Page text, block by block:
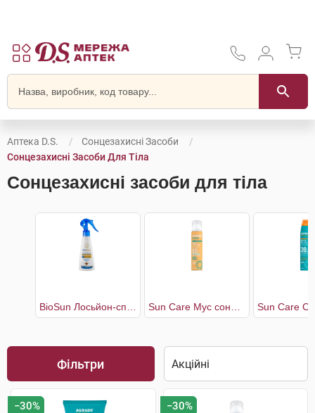
Аптека D.S.
Сонцезахисні Засоби
Сонцезахисні Засоби Для Тіла
Сонцезахисні засоби для тіла
Фільтри
−30% −30%